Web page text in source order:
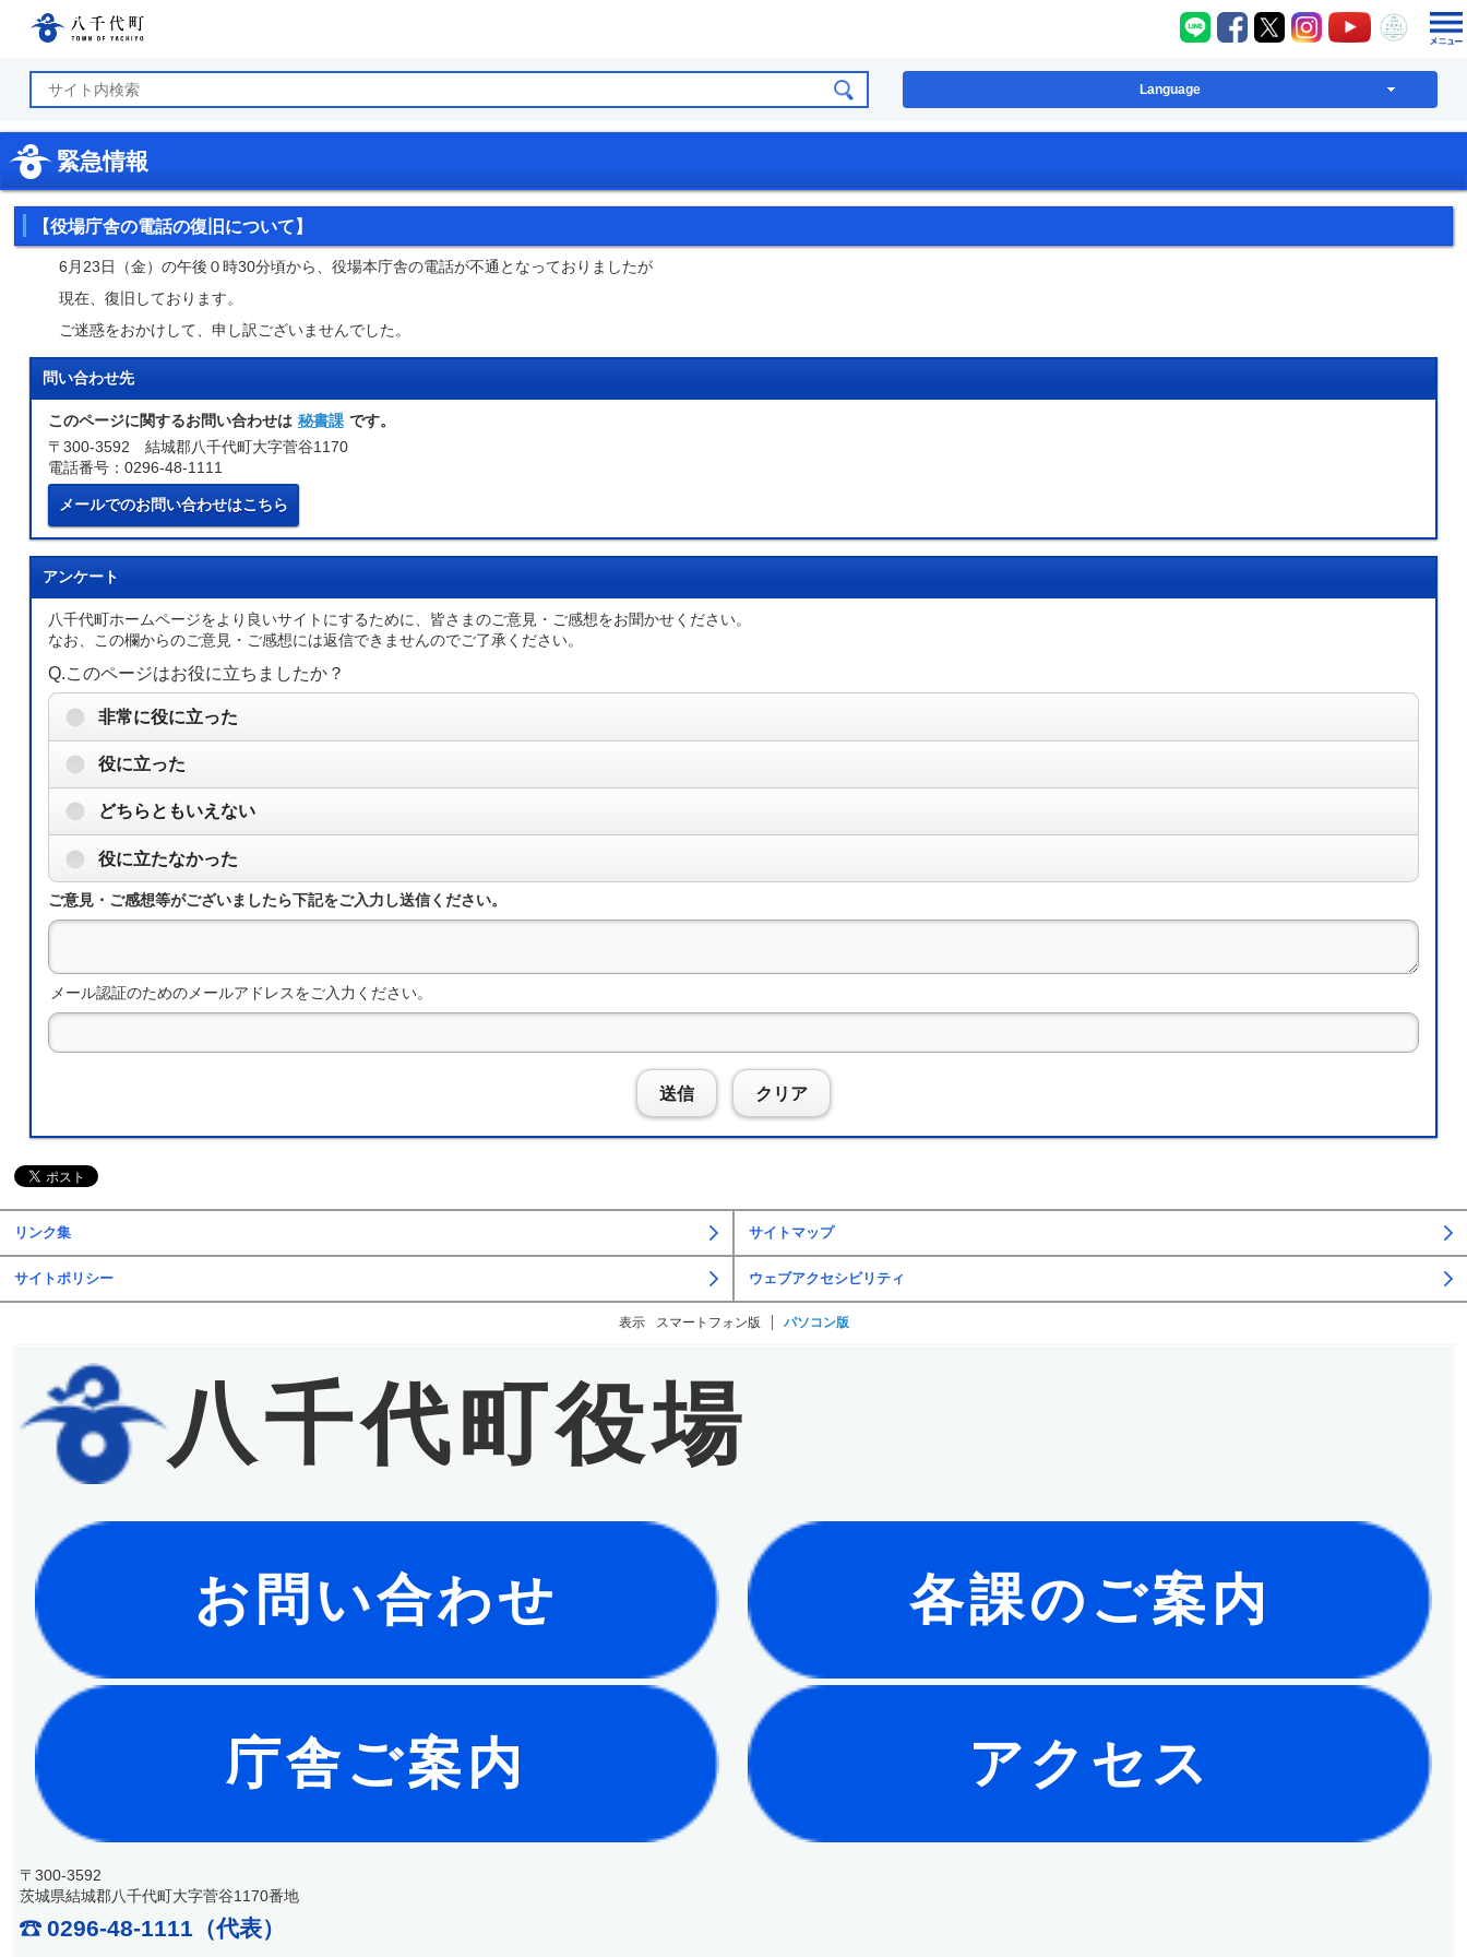
八千代町LINE
八千代町Facebook
八千代町X八千代町Instagram
八千代町八千代
Language
緊急情報
【役場庁舎の電話の復旧について】
6月23日（金）の午後０時30分頃から、役場本庁舎の電話が不通となっておりましたが
現在、復旧しております。
ご迷惑をおかけして、申し訳ございませんでした。
問い合わせ先
このページに関するお問い合わせは 秘書課 です。
〒300-3592 結城郡八千代町大字菅谷1170
電話番号：0296-48-1111
メールでのお問い合わせはこちら
アンケート
八千代町ホームページをより良いサイトにするために、皆さまのご意見・ご感想をお聞かせください。
なお、この欄からのご意見・ご感想には返信できませんのでご了承ください。
Q.このページはお役に立ちましたか？
非常に役に立った
役に立った
どちらともいえない
役に立たなかった
ご意見・ご感想等がございましたら下記をご入力し送信ください。
メール認証のためのメールアドレスをご入力ください。
送信 クリア
リンク集 サイトマップ
サイトポリシー ウェブアクセシビリティ
表示 スマートフォン版 パソコン版
八千代町役場
お問い合わせ 各課のご案内
庁舎ご案内 アクセス
〒300-3592
茨城県結城郡八千代町大字菅谷1170番地
0296-48-1111（代表）